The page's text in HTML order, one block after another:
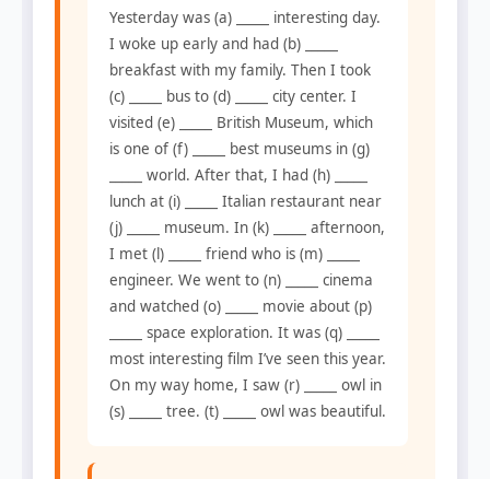
Yesterday was (a) _____ interesting day.
I woke up early and had (b) _____
breakfast with my family. Then I took
(c) _____ bus to (d) _____ city center. I
visited (e) _____ British Museum, which
is one of (f) _____ best museums in (g)
_____ world. After that, I had (h) _____
lunch at (i) _____ Italian restaurant near
(j) _____ museum. In (k) _____ afternoon,
I met (l) _____ friend who is (m) _____
engineer. We went to (n) _____ cinema
and watched (o) _____ movie about (p)
_____ space exploration. It was (q) _____
most interesting film I’ve seen this year.
On my way home, I saw (r) _____ owl in
(s) _____ tree. (t) _____ owl was beautiful.